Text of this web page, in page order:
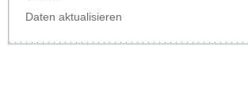
Daten aktualisieren